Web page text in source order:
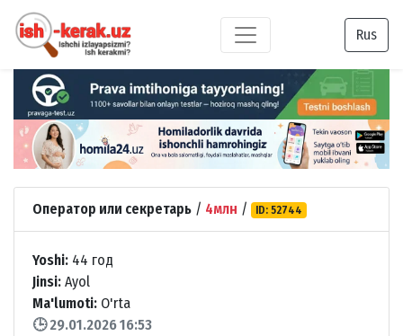
Rus
Оператор или секретарь / 4млн / ID: 52744
Yoshi: 44 год
Jinsi: Ayol
Ma'lumoti: O'rta
🕒 29.01.2026 16:53